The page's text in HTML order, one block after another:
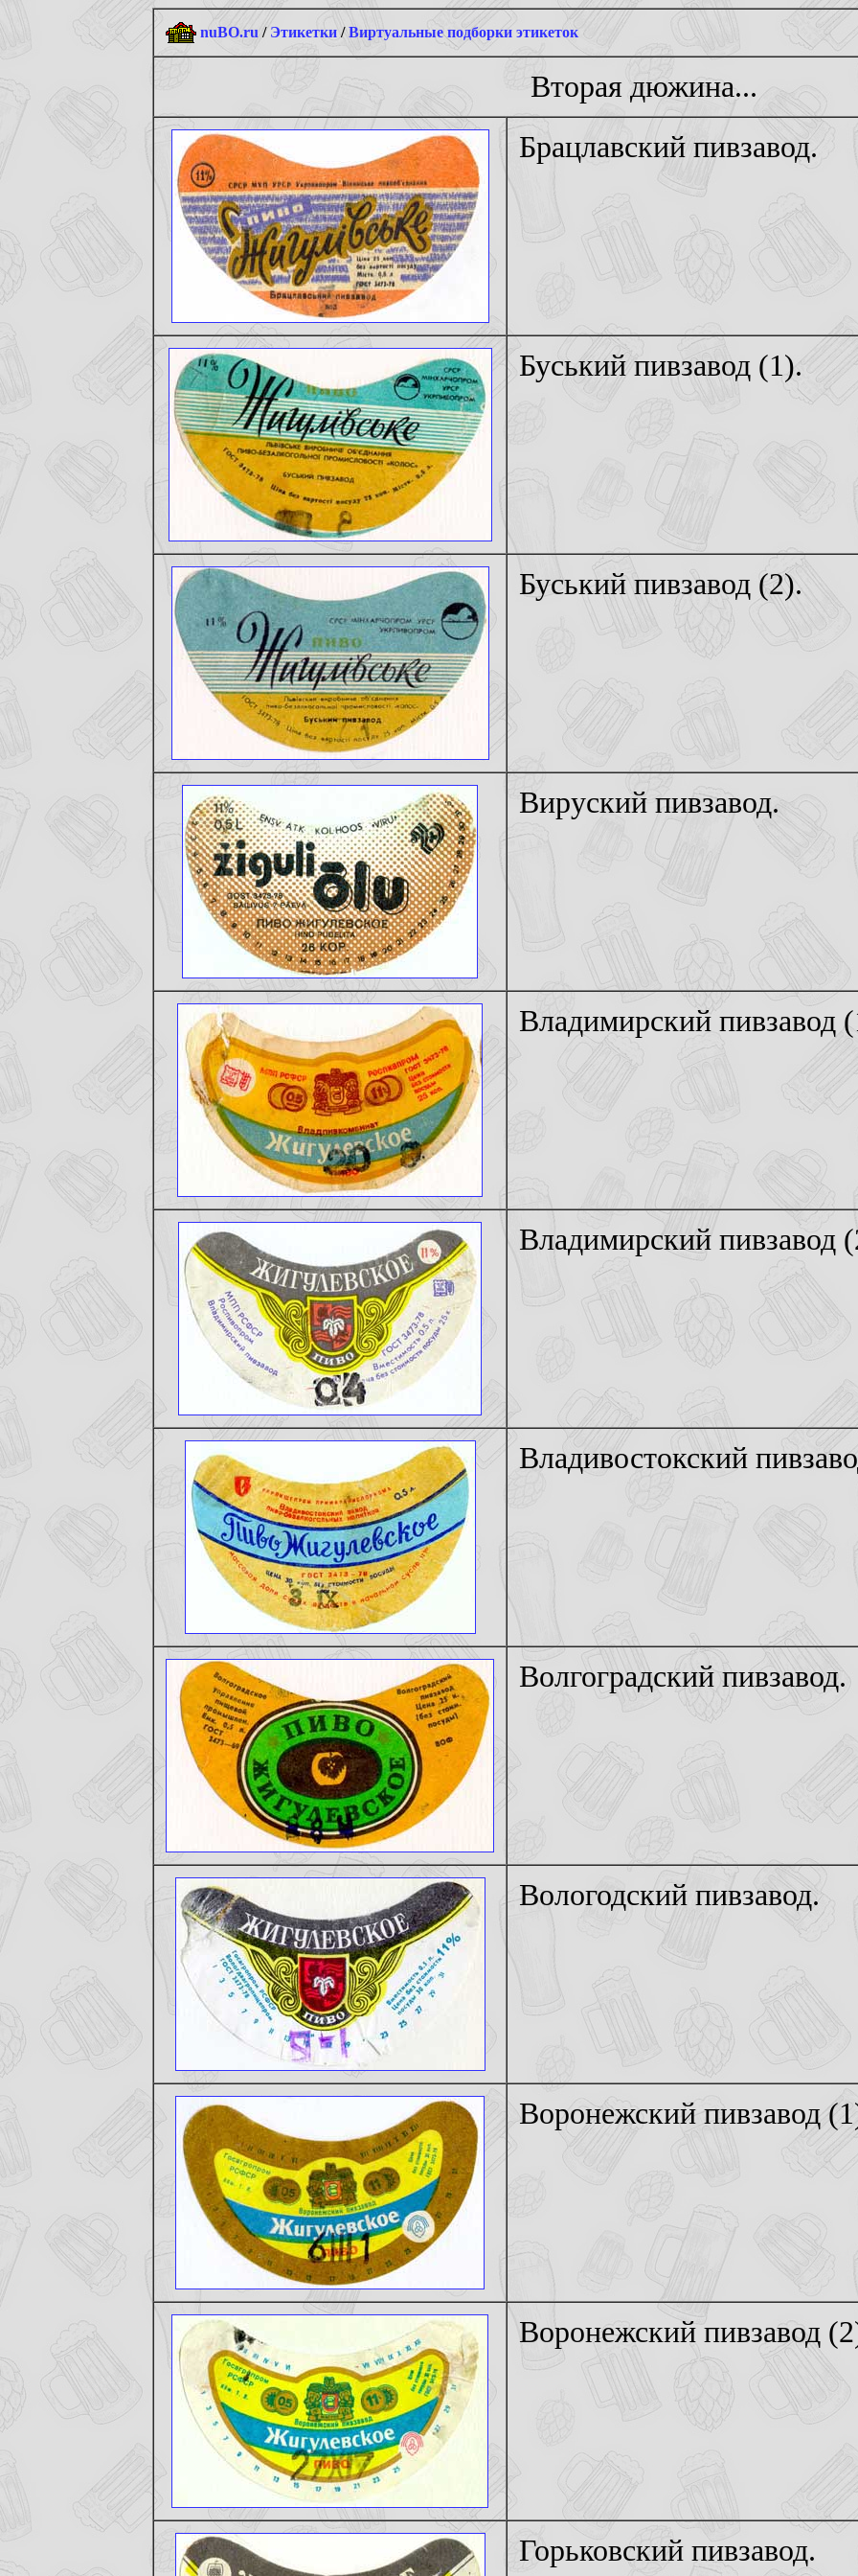
nuBO.ru / Этикетки /Виртуальные подборки этикеток
Вторая дюжина...
Брацлавский пивзавод.
Буський пивзавод (1).
Буський пивзавод (2).
Вируский пивзавод.
Владимирский пивзавод
Владимирский пивзавод
Владивостокский
Волгоградский пивзавод.
Вологодский пивзавод.
Воронежский пивзавод
Воронежский пивзавод
Горьковский пивзавод.